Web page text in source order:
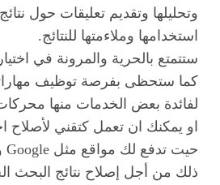
وتحليلها وتقديم تعليقات حول
استخدامها وملاءمتها للنتائج.
ستتمتع بالحرية والمرونة في
كما ستحظى بفرصة توظيف
لفائدة بعض الخدمات منها
او يمكنك ان تعمل كتقني
ذلك من أجل إصلاح نتائج البحث